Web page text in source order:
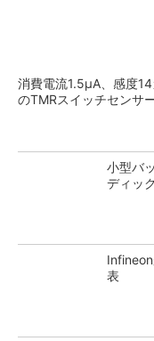
消費電流1.5μA、感度14
のTMRスイッチセンサ
小型バ
ディック
表